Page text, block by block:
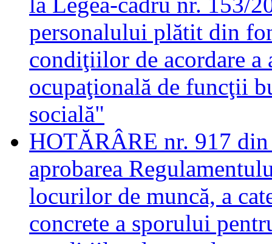
personalului plătit din
condiţiilor de acordare a
ocupaţională de funcţii
socială"
HOTĂRÂRE nr. 917
aprobarea
locurilor de muncă, a
concrete a sporului